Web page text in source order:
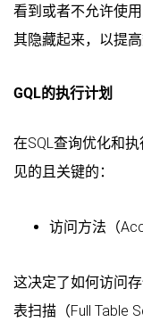
看到或者不允许使
其隐藏起来，以提
GQL的执行计划
在SQL查询优化和
见的且关键的：
访问方法（
这决定了如何访问
表扫描（Full Table